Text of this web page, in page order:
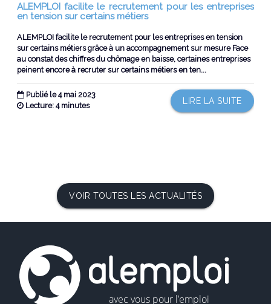
ALEMPLOI facilite le recrutement pour les entreprises
en tension sur certains métiers
ALEMPLOI facilite le recrutement pour les entreprises en tension
sur certains métiers grâce à un accompagnement sur mesure Face
au constat des chiffres du chômage en baisse, certaines entreprises
peinent encore à recruter sur certains métiers en ten...
Publié le 4 mai 2023
LIRE LA SUITE
Lecture: 4 minutes
VOIR TOUTES LES ACTUALITÉS